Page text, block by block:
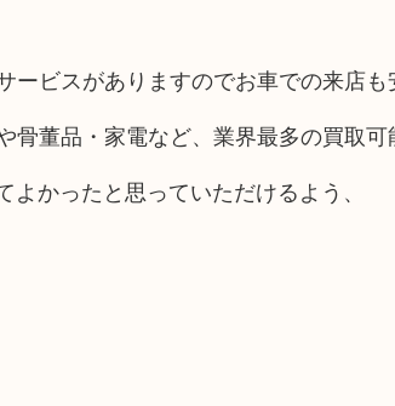
ービスがありますのでお車での来店も
董品・家電など、業界最多の買取可
かったと思っていただけるよう、